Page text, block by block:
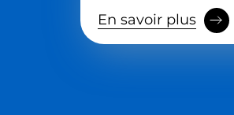
En savoir plus